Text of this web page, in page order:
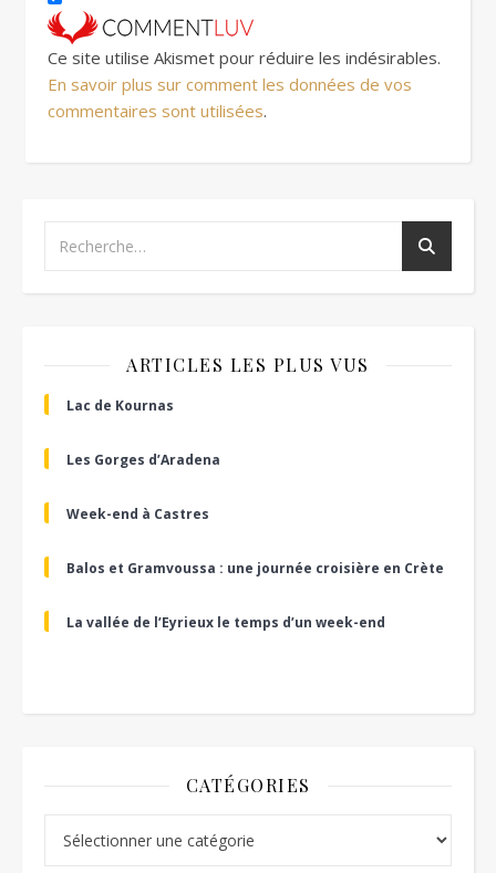
Ce site utilise Akismet pour réduire les indésirables.
En savoir plus sur comment les données de vos
commentaires sont utilisées.
ARTICLES LES PLUS VUS
Lac de Kournas
Les Gorges d’Aradena
Week-end à Castres
Balos et Gramvoussa : une journée croisière en Crète
La vallée de l’Eyrieux le temps d’un week-end
CATÉGORIES